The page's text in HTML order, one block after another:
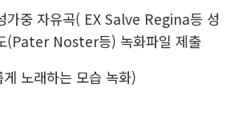
가중 자유곡( EX Salve Regina등 성
(Pater Noster등) 녹화파일 제출
노래하는 모습 녹화)